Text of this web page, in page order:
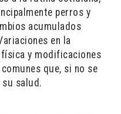
perros y
acumulados
en la
y modificaciones
que, si no se
salud.